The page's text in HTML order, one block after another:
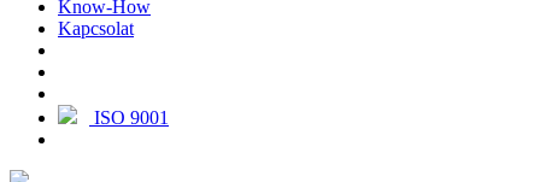
Know-How
Kapcsolat
ISO 9001